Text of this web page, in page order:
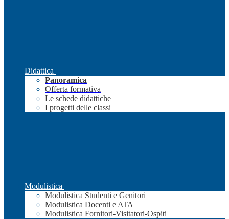
Didattica
Panoramica
Offerta formativa
Le schede didattiche
I progetti delle classi
Modulistica
Modulistica Studenti e Genitori
Modulistica Docenti e ATA
Modulistica Fornitori-Visitatori-Ospiti